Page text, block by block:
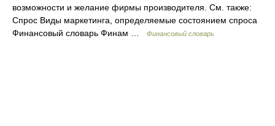
возможности и желание фирмы производителя. См. также:
Спрос Виды маркетинга, определяемые состоянием спроса
Финансовый словарь Финам …
Финансовый словарь